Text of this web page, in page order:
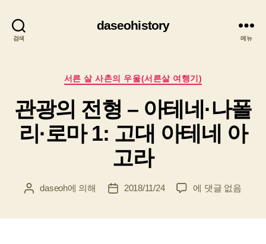
검색
daseohistory
메뉴
카
리
서른 살 사촌의 우울(서른살 여행기)
관광의 전형 – 아테네·나폴
리·로마 1: 고대 아테네 아
고라
게
daseoh에 의해
게
2018/11/24
관
에 댓글 없음